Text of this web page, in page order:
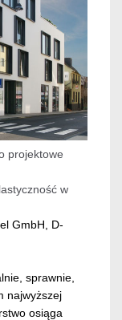
projektowe
w
GmbH, D-
sprawnie,
najwyższej
osiąga